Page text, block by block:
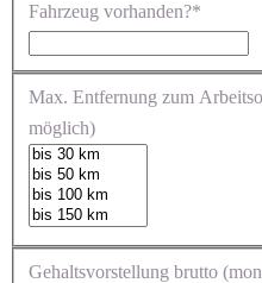
Fahrzeug vorhanden?*
Max. Entfernung zum
möglich)
Gehaltsvorstellung brutto